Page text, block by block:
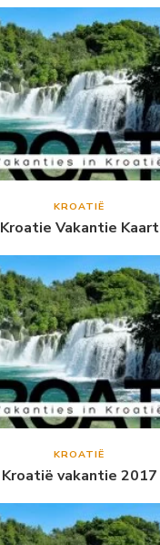
KROATIË
Kroatie Vakantie Kaart
KROATIË
Kroatië vakantie 2017